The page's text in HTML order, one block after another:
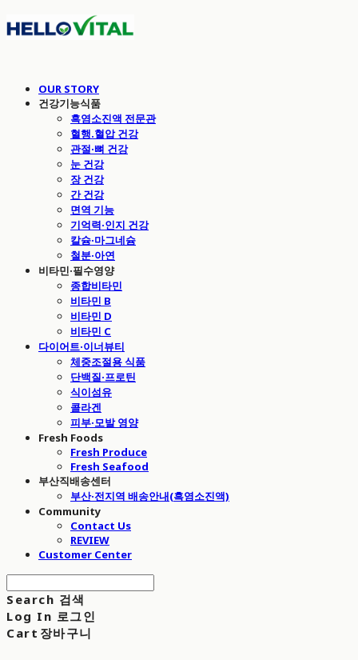
OUR STORY
건강기능식품
흑염소진액 전문관
혈행.혈압 건강
관절·뼈 건강
눈 건강
장 건강
간 건강
면역 기능
기억력·인지 건강
칼슘·마그네슘
철분·아연
비타민·필수영양
종합비타민
비타민 B
비타민 D
비타민 C
다이어트·이너뷰티
체중조절용 식품
단백질·프로틴
식이섬유
콜라겐
피부·모발 영양
Fresh Foods
Fresh Produce
Fresh Seafood
부산직배송센터
부산·전지역 배송안내(흑염소진액)
Community
Contact Us
REVIEW
Customer Center
Search 검색
Log In 로그인
Cart 장바구니